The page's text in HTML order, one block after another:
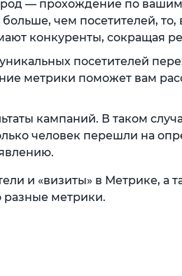
— прохождение по
чем посетителей, то,
конкуренты, сокращая
посетителей
метрики поможет вам
кампаний. В таком
человек перешли на
и «визиты» в Метрике, а
метрики.